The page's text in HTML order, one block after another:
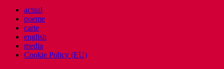
actual
poeme
carte
english
media
Cookie Policy (EU)